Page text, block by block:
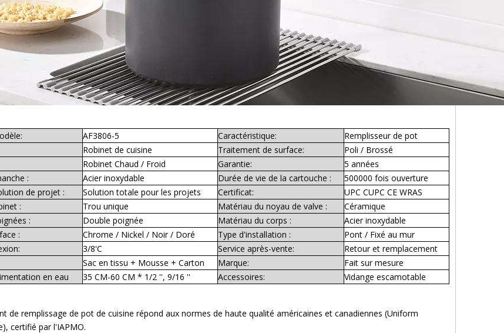
AF3806-5 Caractéristique:
Remplisseur de pot
Robinet de cuisine Traitement de surface:
Poli / Brossé
Robinet Chaud / Froid Garantie:
5 années
:
Acier inoxydable Durée de vie de la cartouche :
500000 fois ouverture
de projet :
Solution totale pour les projets Certificat:
UPC CUPC CE WRAS
:
Trou unique Matériau du noyau de valve :
Céramique
:
Double poignée Matériau du corps :
Acier inoxydable
:
Chrome / Nickel / Noir / Doré Type d'installation :
Pont / Fixé au mur
3/8'C Service après-vente:
Retour et remplacement
Sac en tissu + Mousse + Carton Marque:
Fait sur mesure
en eau
35 CM-60 CM * 1/2 '', 9/16 '' Accessoires: Vidange escamotable
de remplissage de pot de cuisine répond aux normes de haute qualité américaines et canadiennes (Uniform
certifié par l'IAPMO.